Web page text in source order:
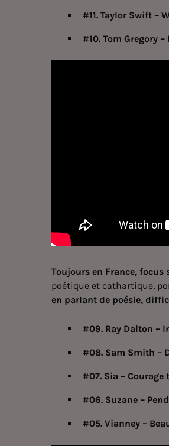
#11. Taylor Swift –
#10. Tom Gregory –
Toujours en France, focus
poétique et cathartique,
en parlant de poésie,
#09. Ray Dalton –
#08. Sam Smith –
#07. Sia – Courage
#06. Suzane –
#05. Vianney –